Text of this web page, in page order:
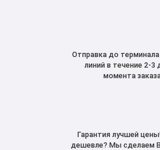
Отправка до
линий в течение 2-3
момента
Гарантия лучшей
дешевле? Мы сделаем